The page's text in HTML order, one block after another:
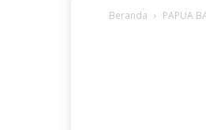
Beranda PAPUA